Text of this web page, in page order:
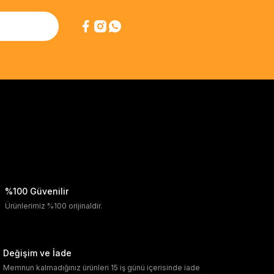
%100 Güvenilir
Ürünlerimiz %100 orijinaldir.
Değişim ve İade
Memnun kalmadığınız ürünleri 15 iş günü içerisinde iade